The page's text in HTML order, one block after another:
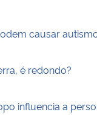
causar
é redondo?
influencia a